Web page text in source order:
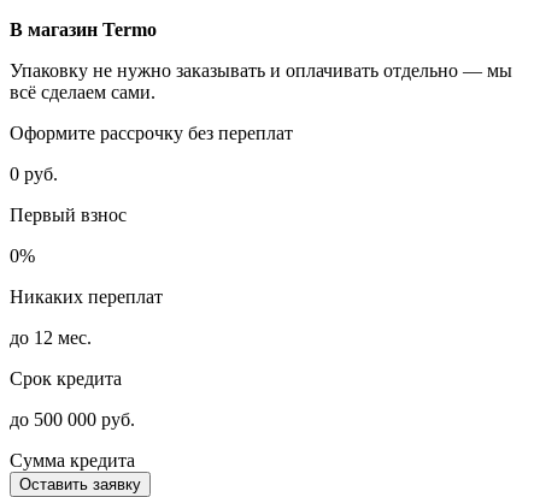
В магазин Termo
Упаковку не нужно заказывать и оплачивать отдельно — мы
всё сделаем сами.
Оформите рассрочку без переплат
0 руб.
Первый взнос
0%
Никаких переплат
до 12 мес.
Срок кредита
до 500 000 руб.
Сумма кредита
Оставить заявку